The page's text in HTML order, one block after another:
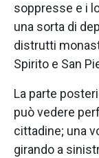
soppresse e i
una sorta di
distrutti
Spirito e San
La parte
può vedere
cittadine; una
girando a